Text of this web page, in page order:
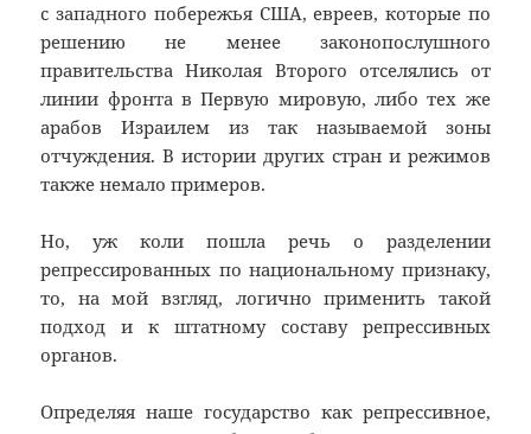
с западного побережья США, евреев, которые по
решению не менее законопослушного
правительства Николая Второго отселялись от
линии фронта в Первую мировую, либо тех же
арабов Израилем из так называемой зоны
отчуждения. В истории других стран и режимов
также немало примеров.
Но, уж коли пошла речь о разделении
репрессированных по национальному признаку,
то, на мой взгляд, логично применить такой
подход и к штатному составу репрессивных
органов.
Определяя наше государство как репрессивное,